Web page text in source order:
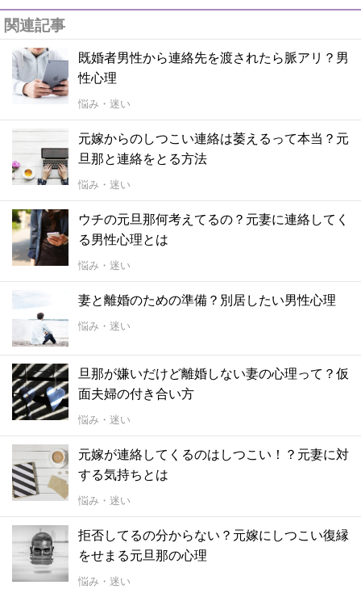
関連記事
既婚者男性から連絡先を渡されたら脈アリ？男
性心理
悩み・迷い
元嫁からのしつこい連絡は萎えるって本当？元
旦那と連絡をとる方法
悩み・迷い
ウチの元旦那何考えてるの？元妻に連絡してく
る男性心理とは
悩み・迷い
妻と離婚のための準備？別居したい男性心理
悩み・迷い
旦那が嫌いだけど離婚しない妻の心理って？仮
面夫婦の付き合い方
悩み・迷い
元嫁が連絡してくるのはしつこい！？元妻に対
する気持ちとは
悩み・迷い
拒否してるの分からない？元嫁にしつこい復縁
をせまる元旦那の心理
悩み・迷い